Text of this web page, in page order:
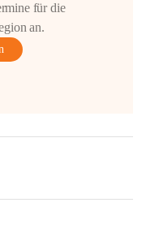
für die
an.